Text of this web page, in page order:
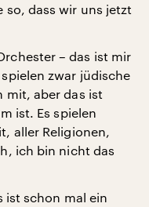
so, dass wir uns jetzt
– das ist mir
zwar jüdische
mit, aber das ist
ist. Es spielen
aller Religionen,
ich bin nicht das
ist schon mal ein